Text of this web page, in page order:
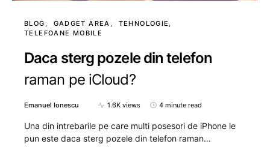
BLOG GADGET AREA
TEHNOLOGIE
TELEFOANE MOBILE
Daca sterg pozele din telefon
raman pe iCloud?
Emanuel Ionescu 1.6K views 4 minute read
Una din intrebarile pe care multi posesori de iPhone le
pun este daca sterg pozele din telefon raman…